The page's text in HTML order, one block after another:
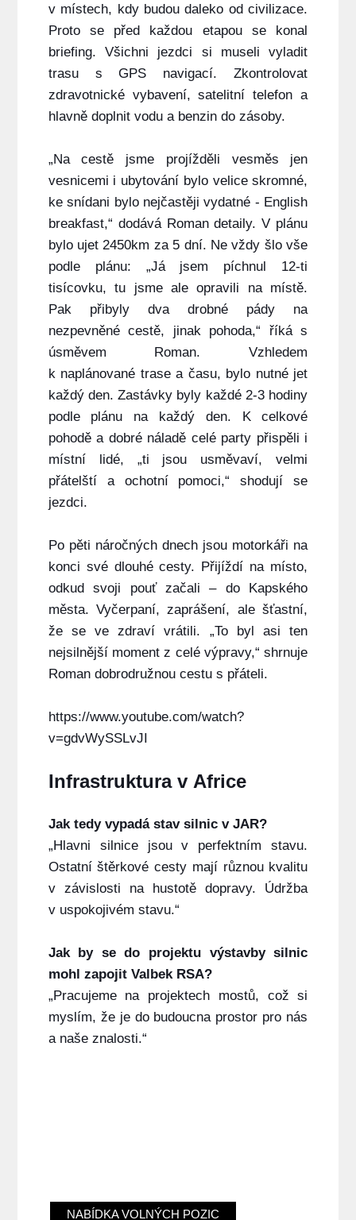
v místech, kdy budou daleko od civilizace.
Proto se před každou etapou se konal
briefing. Všichni jezdci si museli vyladit
trasu s GPS navigací. Zkontrolovat
zdravotnické vybavení, satelitní telefon a
hlavně doplnit vodu a benzin do zásoby.
„Na cestě jsme projížděli vesměs jen
vesnicemi i ubytování bylo velice skromné,
ke snídani bylo nejčastěji vydatné - English
breakfast,“ dodává Roman detaily. V plánu
bylo ujet 2450km za 5 dní. Ne vždy šlo vše
podle plánu: „Já jsem píchnul 12-ti
tisícovku, tu jsme ale opravili na místě.
Pak přibyly dva drobné pády na
nezpevněné cestě, jinak pohoda,“ říká s
úsměvem Roman. Vzhledem
k naplánované trase a času, bylo nutné jet
každý den. Zastávky byly každé 2-3 hodiny
podle plánu na každý den. K celkové
pohodě a dobré náladě celé party přispěli i
místní lidé, „ti jsou usměvaví, velmi
přátelští a ochotní pomoci,“ shodují se
jezdci.
Po pěti náročných dnech jsou motorkáři na
konci své dlouhé cesty. Přijíždí na místo,
odkud svoji pouť začali – do Kapského
města. Vyčerpaní, zaprášení, ale šťastní,
že se ve zdraví vrátili. „To byl asi ten
nejsilnější moment z celé výpravy,“ shrnuje
Roman dobrodružnou cestu s přáteli.
https://www.youtube.com/watch?
v=gdvWySSLvJI
Infrastruktura v Africe
Jak tedy vypadá stav silnic v JAR?
„Hlavni silnice jsou v perfektním stavu.
Ostatní štěrkové cesty mají různou kvalitu
v závislosti na hustotě dopravy. Údržba
v uspokojivém stavu.“
Jak by se do projektu výstavby silnic
mohl zapojit Valbek RSA?
„Pracujeme na projektech mostů, což si
myslím, že je do budoucna prostor pro nás
a naše znalosti.“
NABÍDKA VOLNÝCH POZIC